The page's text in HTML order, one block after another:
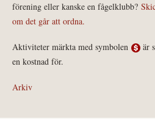
förening eller kanske en fågelklubb?
om det går att ordna.
Aktiviteter märkta med symbolen
är
en kostnad för.
Arkiv